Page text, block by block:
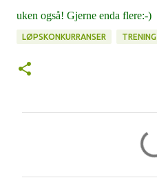
uken også! Gjerne enda flere:-)
LØPSKONKURRANSER TRENING